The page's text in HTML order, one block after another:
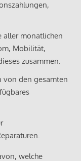
aller monatlichen
Mobilität,
zusammen.
von den gesamten
welche